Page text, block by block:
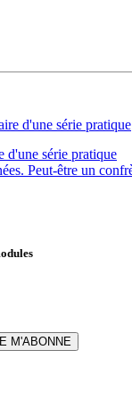
d'une série pratique
Peut-être un
M'ABONNE